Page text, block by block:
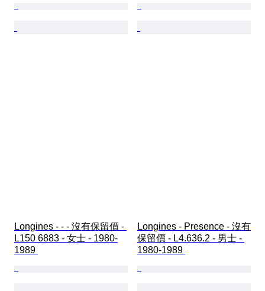
Longines - - - 沒有保留價 -
L150 6883 - 女士 - 1980-
1989
Longines - Presence - 沒有
保留價 - L4.636.2 - 男士 -
1980-1989